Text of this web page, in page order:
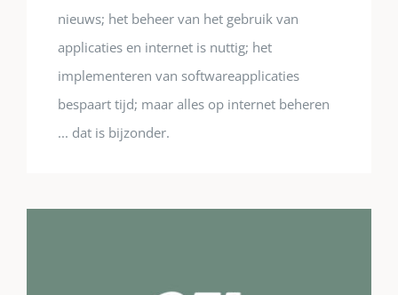
nieuws; het beheer van het gebruik van
applicaties en internet is nuttig; het
implementeren van softwareapplicaties
bespaart tijd; maar alles op internet beheren
... dat is bijzonder.